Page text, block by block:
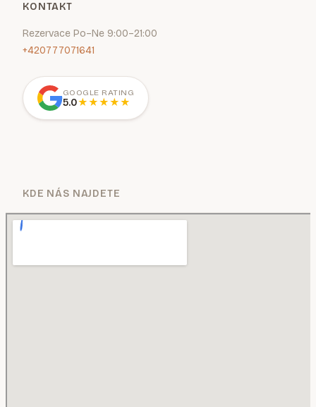
KONTAKT
Rezervace Po–Ne 9:00–21:00
+420777071641
GOOGLE RATING
5.0★★★★★
KDE NÁS NAJDETE